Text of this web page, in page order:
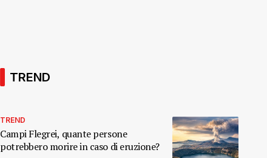
TREND
TREND
Campi Flegrei, quante persone
potrebbero morire in caso di eruzione?